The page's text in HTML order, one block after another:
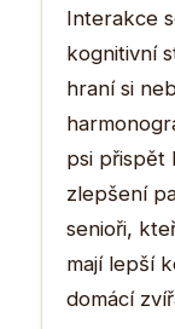
Interakce
kognitivní
hraní si
psi přispět
zlepšení
senioři,
mají lepší
domácí